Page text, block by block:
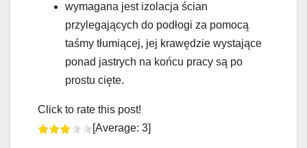
wymagana jest izolacja ścian
przylegających do podłogi za pomocą
taśmy tłumiącej, jej krawędzie wystające
ponad jastrych na końcu pracy są po
prostu cięte.
Click to rate this post!
[Average: 3]